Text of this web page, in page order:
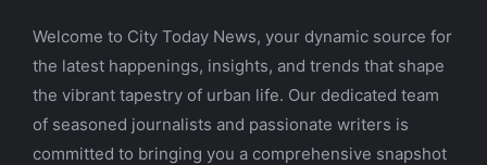
Welcome to City Today News, your dynamic source for
the latest happenings, insights, and trends that shape
the vibrant tapestry of urban life. Our dedicated team
of seasoned journalists and passionate writers is
committed to bringing you a comprehensive snapshot